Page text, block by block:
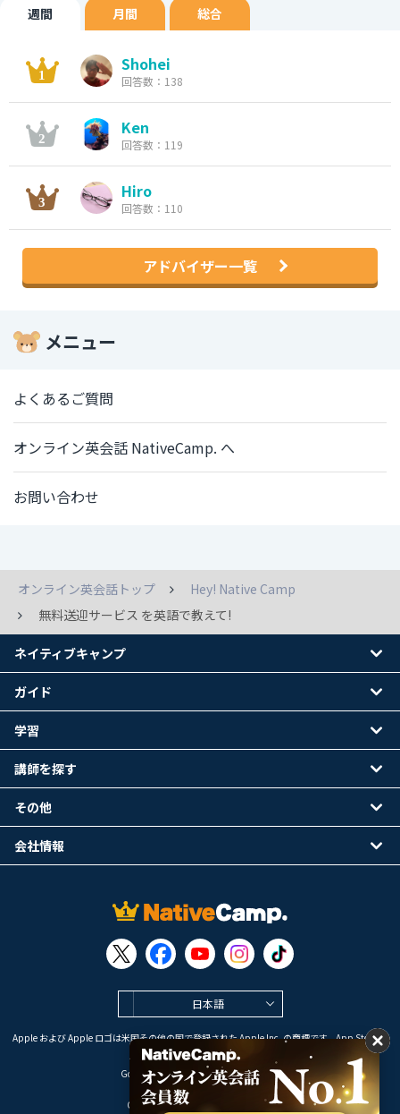
週間 月間 総合
Shohei
回答数：138
Ken
回答数：119
Hiro
回答数：110
アドバイザー一覧
メニュー
よくあるご質問
オンライン英会話 NativeCamp. へ
お問い合わせ
オンライン英会話トップ
Hey! Native Camp
無料送迎サービス を英語で教えて!
日本語
Apple および Apple ロゴは米国その他の国で登録された Apple Inc. の商標です。App Store は
Apple Inc. のサービスマークです。
Google Play は Google LLC の商標です。
Copyright © 2026 オンライン英会話
ネイティブキャンプ
ガイド
学習
講師を探す
その他
会社情報